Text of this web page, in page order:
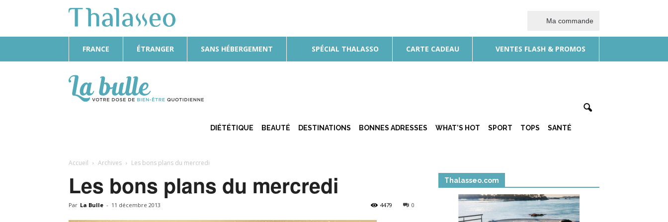
Ma commande
FRANCE ÉTRANGER SANS HÉBERGEMENT SPÉCIAL THALASSO CARTE CADEAU VENTES FLASH & PROMOS
Bulle
DIÉTÉTIQUE BEAUTÉ DESTINATIONS BONNES ADRESSES WHAT’S HOT SPORT TOPS SANTÉ
Accueil Archives Les bons plans du mercredi
Les bons plans du mercredi
Par La Bulle - 11 décembre 2013 0
4479
Thalasseo.com